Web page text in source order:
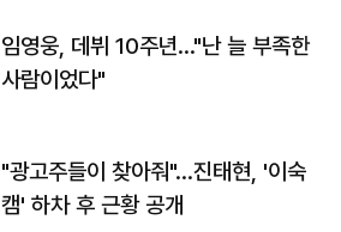
임영웅, 데뷔 10주년…"난 늘 부족한
사람이었다"
"광고주들이 찾아줘"…진태현, '이숙
캠' 하차 후 근황 공개